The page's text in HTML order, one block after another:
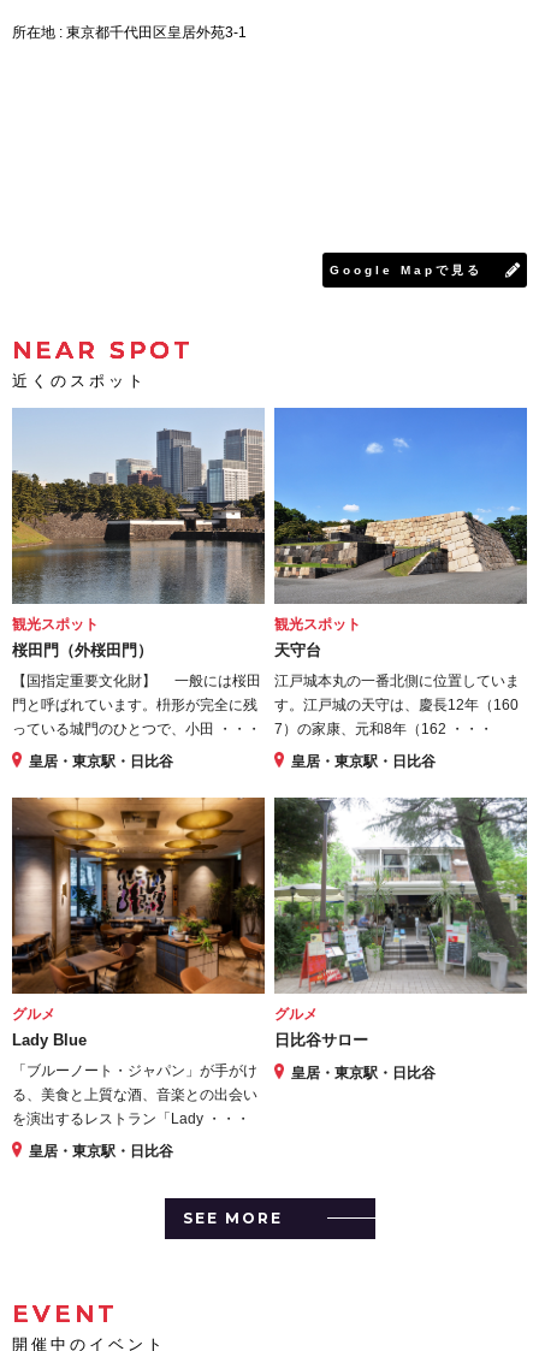
Google Mapで見る
所在地 : 東京都千代田区皇居外苑3-1
NEAR SPOT
近くのスポット
観光スポット
桜田門（外桜田門）
【国指定重要文化財】 一般には桜田
門と呼ばれています。枡形が完全に残
っている城門のひとつで、小田 ・・・
皇居・東京駅・日比谷
観光スポット
天守台
江戸城本丸の一番北側に位置していま
す。江戸城の天守は、慶長12年（160
7）の家康、元和8年（162 ・・・
皇居・東京駅・日比谷
グルメ
Lady Blue
「ブルーノート・ジャパン」が手がけ
る、美食と上質な酒、音楽との出会い
を演出するレストラン「Lady ・・・
皇居・東京駅・日比谷
グルメ
日比谷サロー
皇居・東京駅・日比谷
SEE MORE
EVENT
開催中のイベント